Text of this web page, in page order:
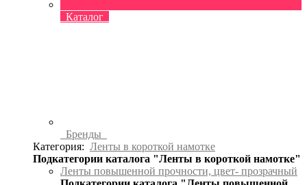
Каталог
Бренды
Категория: Ленты в короткой намотке
Подкатегории каталога "Ленты в короткой намотке"
Ленты повышенной прочности, цвет- прозрачный